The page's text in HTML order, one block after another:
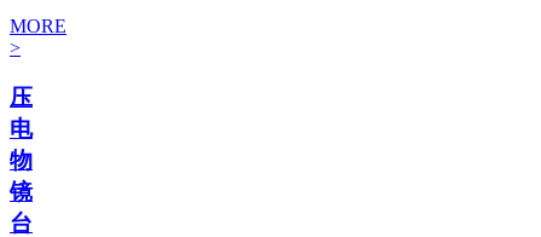
MORE
>
压
电
物
镜
台